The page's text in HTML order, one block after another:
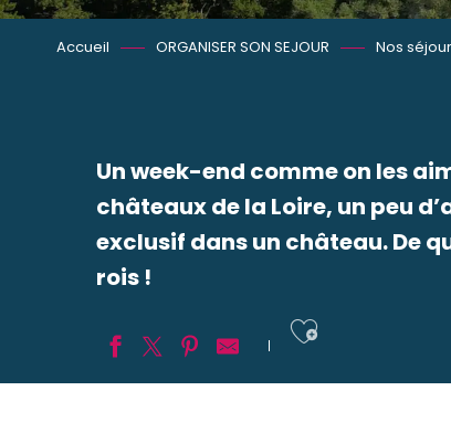
Accueil ORGANISER SON SEJOUR Nos
Un week-end comme on les
châteaux de la Loire, un peu
exclusif dans un château. De
rois !
Ajouter